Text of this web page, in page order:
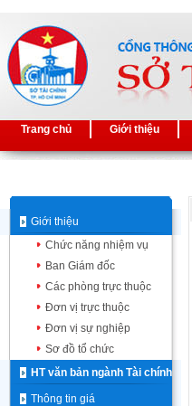
Trang chủ Giới thiệu
Giới thiệu
Chức năng nhiệm vụ
Ban Giám đốc
Các phòng trực thuộc
Đơn vị trực thuộc
Đơn vị sự nghiệp
Sơ đồ tổ chức
HT văn bản ngành Tài chính
Thông tin giá